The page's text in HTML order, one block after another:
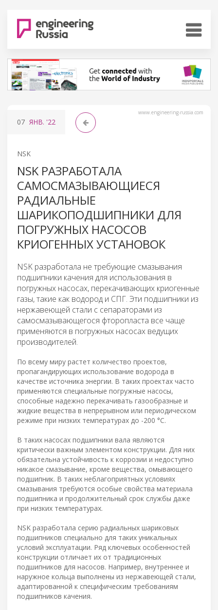
www.engineering-russia.com
07 ЯНВ. '22
NSK
NSK РАЗРАБОТАЛА
САМОСМАЗЫВАЮЩИЕСЯ
РАДИАЛЬНЫЕ
ШАРИКОПОДШИПНИКИ ДЛЯ
ПОГРУЖНЫХ НАСОСОВ
КРИОГЕННЫХ УСТАНОВОК
NSK разработала не требующие смазывания
подшипники качения для использования в
погружных насосах, перекачивающих криогенные
газы, такие как водород и СПГ. Эти подшипники из
нержавеющей стали с сепараторами из
самосмазывающегося фторопласта все чаще
применяются в погружных насосах ведущих
производителей.
По всему миру растет количество проектов,
пропагандирующих использование водорода в
качестве источника энергии. В таких проектах часто
применяются специальные погружные насосы,
способные надежно перекачивать газообразные и
жидкие вещества в непрерывном или периодическом
режиме при низких температурах до -200 °C.
В таких насосах подшипники вала являются
критически важным элементом конструкции. Для них
обязательна устойчивость к коррозии и недоступно
никакое смазывание, кроме вещества, омывающего
подшипник. В таких неблагоприятных условиях
смазывания требуются особые свойства материала
подшипника и продолжительный срок службы даже
при низких температурах.
NSK разработала серию радиальных шариковых
подшипников специально для таких уникальных
условий эксплуатации. Ряд ключевых особенностей
конструкции отличает их от традиционных
подшипников для насосов. Например, внутреннее и
наружное кольца выполнены из нержавеющей стали,
адаптированной к специфическим требованиям
подшипников качения.